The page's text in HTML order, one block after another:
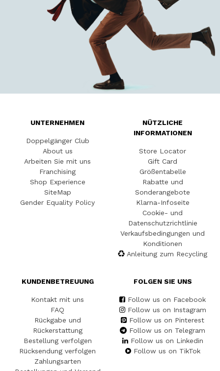
UNTERNEHMEN
Doppelgänger Club
About us
Arbeiten Sie mit uns
Franchising
Shop Experience
SiteMap
Gender Equality Policy
NÜTZLICHE
INFORMATIONEN
Store Locator
Gift Card
Größentabelle
Rabatte und
Sonderangebote
Klarna-Infoseite
Cookie- und
Datenschutzrichtlinie
Verkaufsbedingungen und
Konditionen
Anleitung zum Recycling
KUNDENBETREUUNG
Kontakt mit uns
FAQ
Rückgabe und
Rückerstattung
Bestellung verfolgen
Rücksendung verfolgen
Zahlungsarten
FOLGEN SIE UNS
Follow us on Facebook
Follow us on Instagram
Follow us on Pinterest
Follow us on Telegram
Follow us on Linkedin
Follow us on TikTok